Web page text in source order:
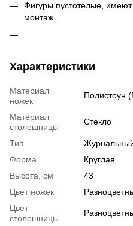
Фигуры пустотелые, имеют
монтаж.
Характеристики
Материал
ножек
Полистоун
Материал
столешницы
Стекло
Тип
Форма
Круглая
Высота, см
43
Цвет ножек
Цвет
столешницы